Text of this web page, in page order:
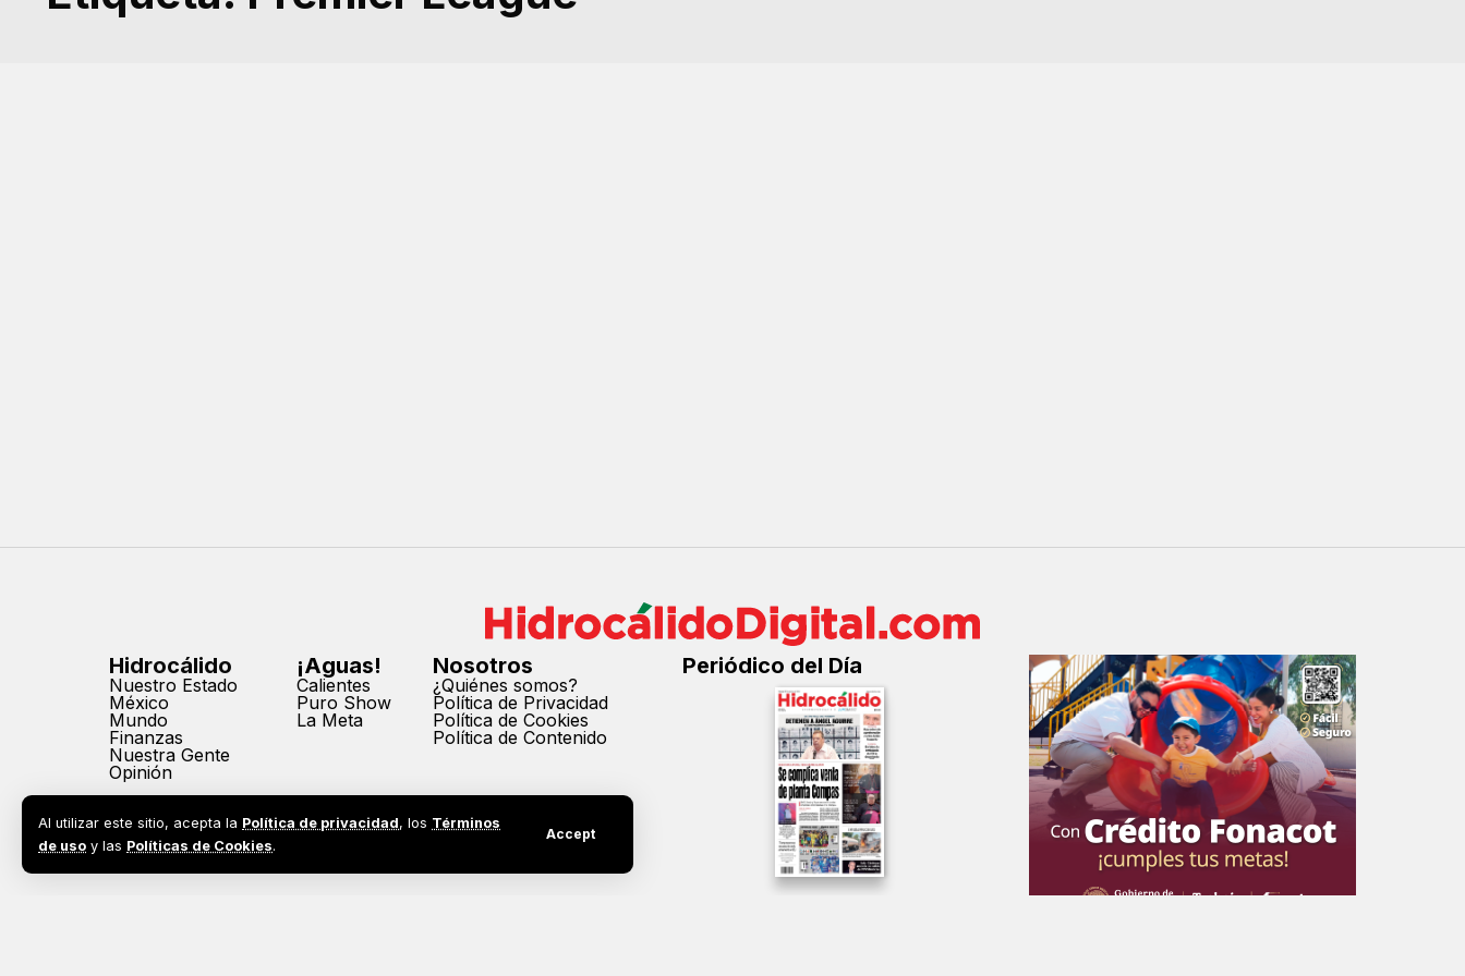
Al utilizar este sitio, acepta la Política de privacidad, los Términos
de uso y las Políticas de Cookies.
Accept
Hidrocálido
Nuestro Estado
México
Mundo
Finanzas
Nuestra Gente
Opinión
¡Aguas!
Calientes
Puro Show
La Meta
Nosotros
¿Quiénes somos?
Política de Privacidad
Política de Cookies
Política de Contenido
Periódico del Día